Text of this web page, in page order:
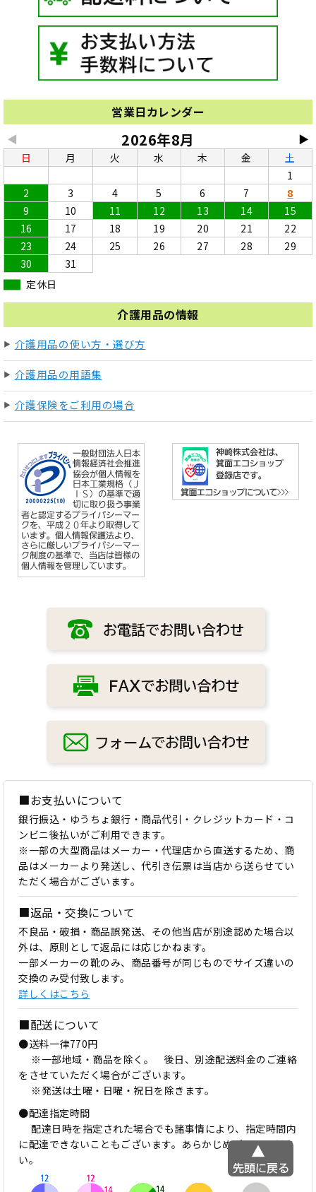
営業日カレンダー
◀ ▶
2026年8月
日 月 火 水 木 金
土
1
2
3 4 5 6 7
8
9
10 11 12 13 14
15
16
17 18 19 20 21
22
23
24 25 26 27 28
29
30
31
定休日
介護用品の情報
介護用品の使い方・選び方
介護用品の用語集
介護保険をご利用の場合
■お支払いについて
銀行振込・ゆうちょ銀行・商品代引・クレジットカード・コ
ンビニ後払いがご利用できます。
※一部の大型商品はメーカー・代理店から直送するため、商
品はメーカーより発送し、代引き伝票は当店から送らせてい
ただく場合がございます。
■返品・交換について
不良品・破損・商品誤発送、その他当店が別途認めた場合以
外は、原則として返品には応じかねます。
一部メーカーの靴のみ、商品番号が同じものでサイズ違いの
交換のみ受付致します。
詳しくはこちら
■配送について
●送料一律770円
※一部地域・商品を除く。 後日、別途配送料金のご連絡
をさせていただく場合がございます。
※発送は土曜・日曜・祝日を除きます。
●配達指定時間
配達日時を指定された場合でも諸事情により、指定時間内
に配達できないこともございます。あらかじめご了承くださ
い。